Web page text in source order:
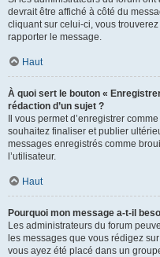
devrait être affiché à côté du
cliquant sur celui-ci, vous
rapporter le message.
Haut
À quoi sert le bouton «
rédaction d’un sujet ?
Il vous permet d’enregistrer
souhaitez finaliser et publier
messages enregistrés comme
l’utilisateur.
Haut
Pourquoi mon message a-t-il
Les administrateurs du forum
les messages que vous rédigez
vous ayez été placé dans un